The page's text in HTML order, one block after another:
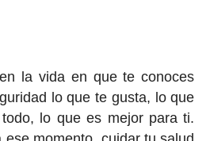
la vida en que te conoces
lo que te gusta, lo que
lo que es mejor para ti.